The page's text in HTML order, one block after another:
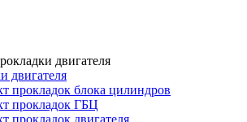
двигателя
двигателя
прокладок блока цилиндров
прокладок ГБЦ
прокладок двигателя